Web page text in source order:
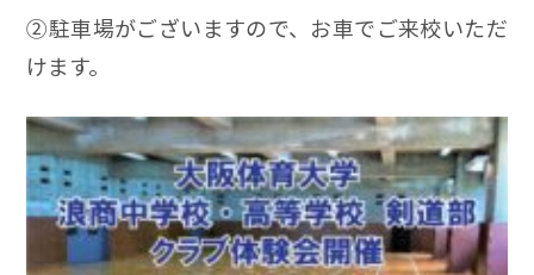
➁駐車場がございますので、お車でご来校いただ
けます。